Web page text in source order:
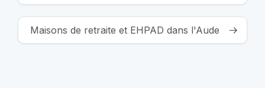
Maisons de retraite et EHPAD dans l'Aude